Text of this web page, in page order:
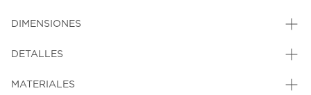
DIMENSIONES
DETALLES
MATERIALES